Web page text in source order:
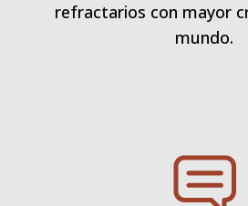
refractarios con mayor
mundo.